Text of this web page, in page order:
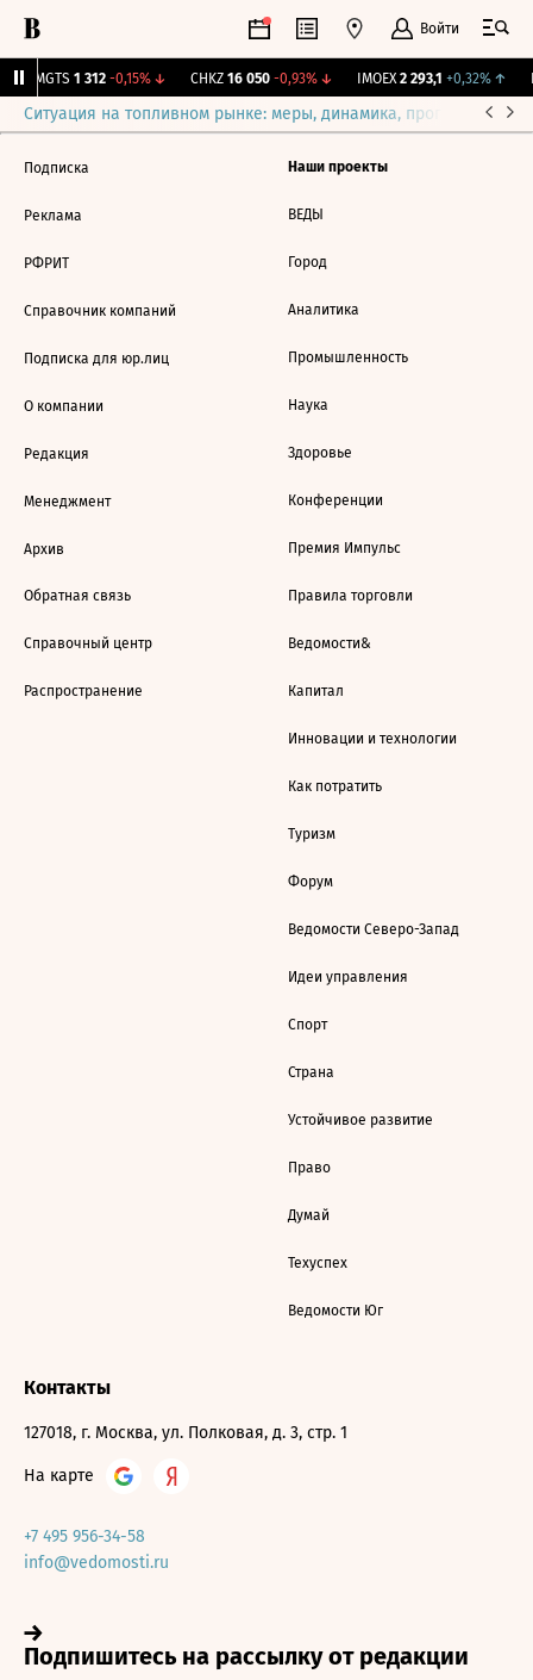
Войти
MGTS 1 312 -0,15%↓ CHKZ 16 050 -0,93%↓ IMOEX 2 293,1 +0,32%↑
Ситуация на топливном рынке: меры, динамика, прогнозы
Подписка
Реклама
РФРИТ
Справочник компаний
Подписка для юр.лиц
О компании
Редакция
Менеджмент
Архив
Обратная связь
Справочный центр
Распространение
Наши проекты
ВЕДЫ
Город
Аналитика
Промышленность
Наука
Здоровье
Конференции
Премия Импульс
Правила торговли
Ведомости&
Капитал
Инновации и технологии
Как потратить
Туризм
Форум
Ведомости Северо-Запад
Идеи управления
Спорт
Страна
Устойчивое развитие
Право
Думай
Техуспех
Ведомости Юг
Контакты
127018, г. Москва, ул. Полковая, д. 3, стр. 1
На карте
+7 495 956-34-58
info@vedomosti.ru